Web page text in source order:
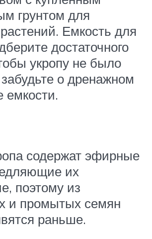
грунтом для
Емкость для
достаточного
укропу не было
о дренажном
емкости.
содержат эфирные
их
поэтому из
и промытых семян
раньше.